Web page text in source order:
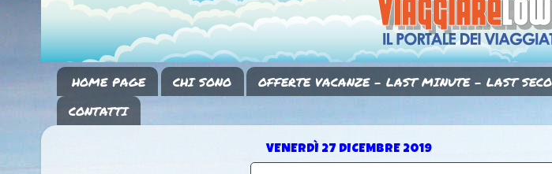
HOME PAGE CHI SONO OFFERTE VACANZE - LAST MINUTE - LAST
CONTATTI
VENERDÌ 27 DICEMBRE 2019